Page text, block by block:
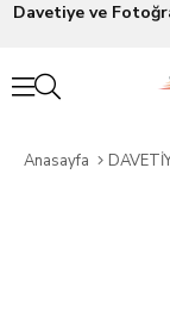
Davetiye ve
Anasayfa